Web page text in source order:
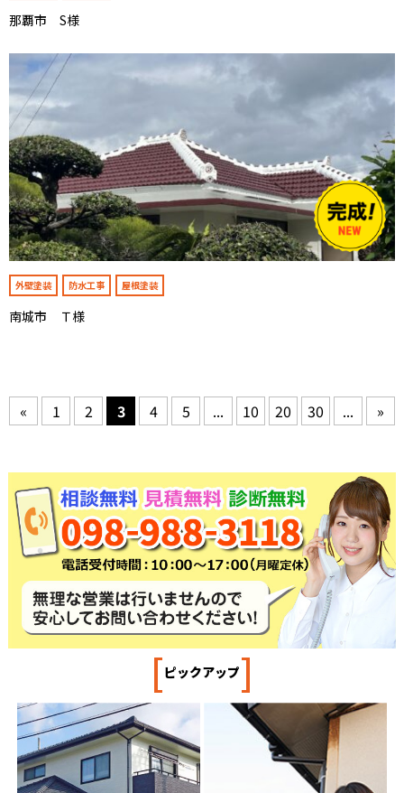
那覇市 S様
外壁塗装 防水工事 屋根塗装
南城市 Ｔ様
« 1 2 3 4 5 ... 10 20 30 ... »
[ピックアップ]